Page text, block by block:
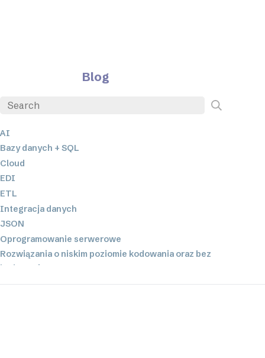
Blog
AI
Bazy danych + SQL
Cloud
EDI
ETL
Integracja danych
JSON
Oprogramowanie serwerowe
Rozwiązania o niskim poziomie kodowania oraz bez
kodowania
Rozwiązania regulacyjne